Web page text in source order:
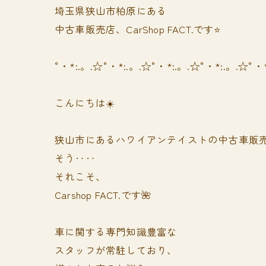
埼玉県狭山市柏原にある
中古車販売店、CarShop FACT.です⭐️
°・*:.。.☆°・*:.。.☆°・*:.。.☆°・*:.。.☆°
こんにちは☀️
狭山市にあるハワイアンテイストの中古車販売
そう‥‥
それこそ、
Carshop FACT.です🌺
車に関する専門知識豊富な
スタッフが常駐しており、